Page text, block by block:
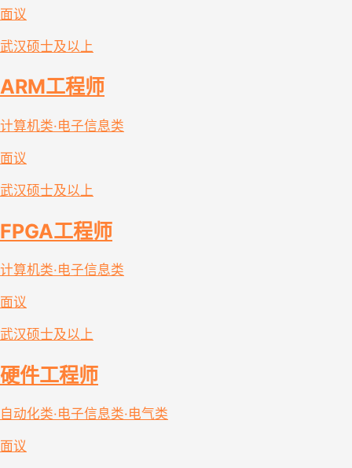
面议
武汉硕士及以上
ARM工程师
计算机类·电子信息类
面议
武汉硕士及以上
FPGA工程师
计算机类·电子信息类
面议
武汉硕士及以上
硬件工程师
自动化类·电子信息类·电气类
面议